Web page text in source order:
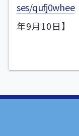
ses/qufj0whee
年9月10日】